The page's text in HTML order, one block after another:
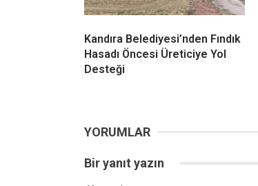
Kandıra Belediyesi’nden Fındık
Hasadı Öncesi Üreticiye Yol
Desteği
YORUMLAR
Bir yanıt yazın